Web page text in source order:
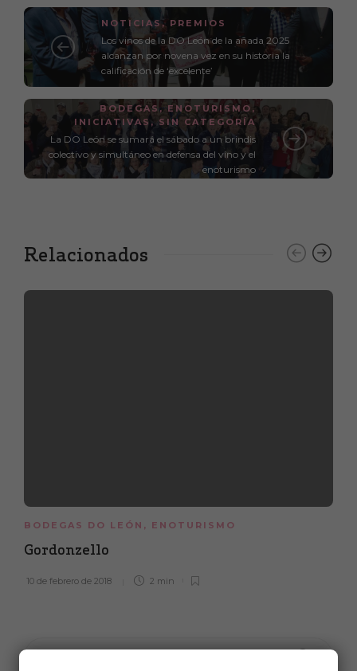
NOTICIAS , PREMIOS
Los vinos de la DO León de la añada 2025
alcanzan por novena vez en su historia la
calificación de ‘excelente’
BODEGAS , ENOTURISMO ,
INICIATIVAS , SIN CATEGORÍA
La DO León se sumará el sábado a un brindis
colectivo y simultáneo en defensa del vino y el
enoturismo
Relacionados
BODEGAS DO LEÓN , ENOTURISMO
Gordonzello
10 de febrero de 2018 2 min